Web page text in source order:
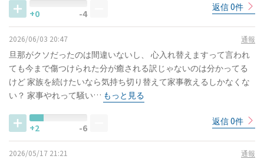
+0 -4
返信 0件
2026/06/03 20:47 通報
旦那がクソだったのは間違いないし、 心入れ替えますって言われ
ても今まで傷つけられた分が癒される訳じゃないのは分かってる
けど 家族を続けたいなら気持ち切り替えて家事教えるしかなくな
い？ 家事やれって騒い… もっと見る
+2 -6
返信 0件
2026/05/17 21:21 通報